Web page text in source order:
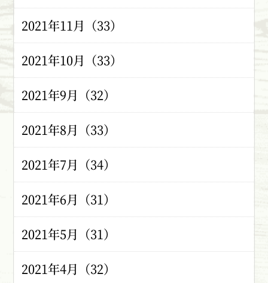
2021年11月（33）
2021年10月（33）
2021年9月（32）
2021年8月（33）
2021年7月（34）
2021年6月（31）
2021年5月（31）
2021年4月（32）